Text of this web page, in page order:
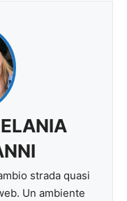
strada quasi
Un ambiente